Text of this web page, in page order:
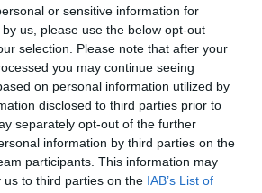
or sensitive information for
us, please use the below opt-out
selection. Please note that after your
you may continue seeing
on personal information utilized by
disclosed to third parties prior to
separately opt-out of the further
information by third parties on the
participants. This information may
us to third parties on the IAB’s List of
Części i robocizna
U użytkownika
3 lata